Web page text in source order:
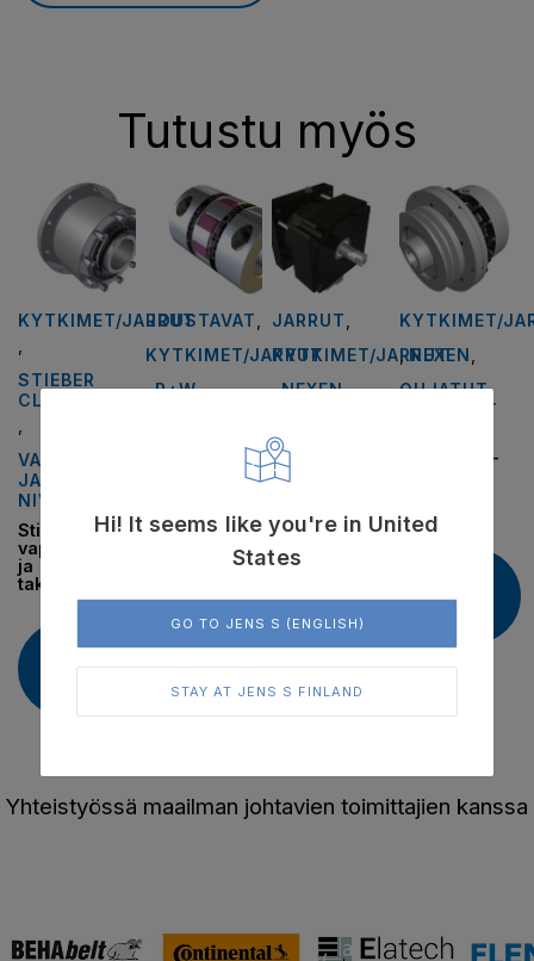
Tutustu myös
KYTKIMET/JARRUT
STIEBER
CLUTCH
VAPAAPYÖRÄT
JA
NIVELVARRET
Stieber –
vapaapyörät
ja
takaisinpyörintäestot
Lue
JOUSTAVAT
KYTKIMET/JARRUT
,R+W
JARRUT
KYTKIMET/JARRUT
,NEXEN
pneumaattisesti
ohjatut
Lue
KYTKIMET/
,NEXEN
OHJATUT
KYTKIMET
AirChamp –
kytkimiä
lisää
Yhteistyössä maailman johtavien toimittajien kanssa
Hi! It seems like you're in United
States
GO TO JENS S (ENGLISH)
STAY AT JENS S FINLAND